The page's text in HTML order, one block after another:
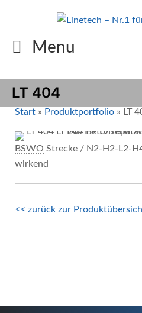
Menu
LT 404
Start » Produktportfolio » LT
BSWO Strecke / N2-H2-L2-
wirkend
<< zurück zur